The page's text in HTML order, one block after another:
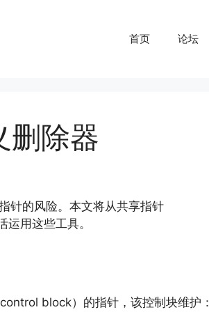
首页 论坛
删除器
针的风险。本文将从共享指针
用这些工具。
block）的指针，该控制块维护：